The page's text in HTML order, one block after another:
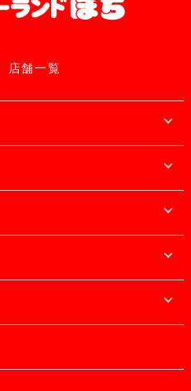
店舗一覧